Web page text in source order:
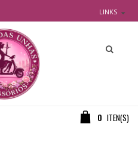
LINKS
0 ITEN(S)